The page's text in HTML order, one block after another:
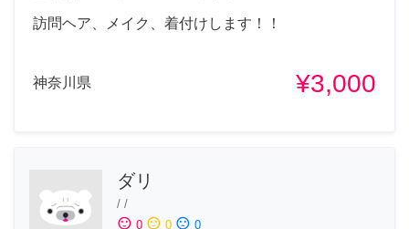
訪問ヘア、メイク、着付けします！！
神奈川県 ¥3,000
ダリ
/ /
sentiment_satisfied 0 sentiment_neutral 0 sentiment_dissatisfied 0